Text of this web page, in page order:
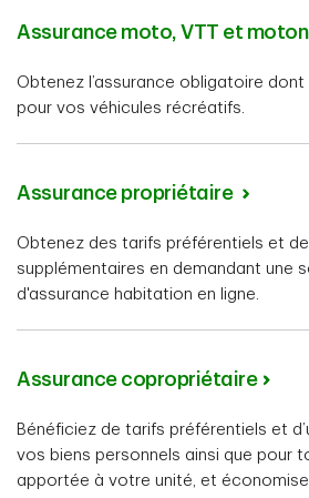
Assurance moto, VTT et
Obtenez l’assurance obligatoire
pour vos véhicules récréatifs.
Assurance propriétaire
Obtenez des tarifs préférentiels et
supplémentaires en demandant une
d'assurance habitation en ligne.
Assurance copropriétaire
Bénéficiez de tarifs préférentiels et
vos biens personnels ainsi que pour
apportée à votre unité, et